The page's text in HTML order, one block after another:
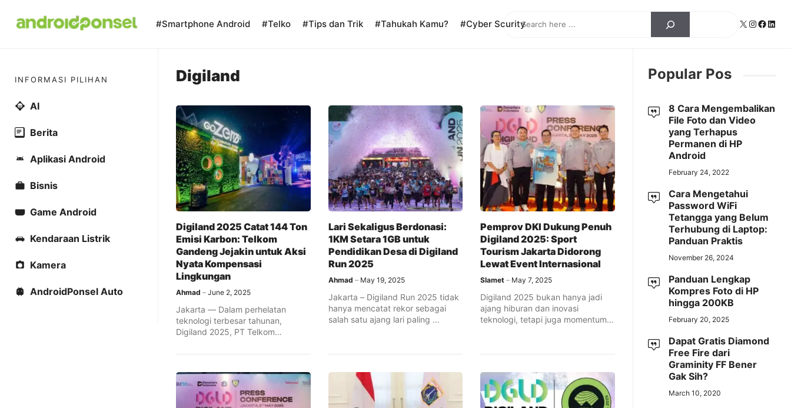
Search X Instagram
#Smartphone Android #Telko #Tips dan Trik #Tahukah Kamu? #Cyber Scurity
Digiland
Digiland 2025 Catat 144 Ton
Emisi Karbon: Telkom
Gandeng Jejakin untuk Aksi
Nyata Kompensasi
Lingkungan
Ahmad June 2, 2025
Jakarta — Dalam perhelatan
teknologi terbesar tahunan,
Digiland 2025, PT Telkom
...
Lari Sekaligus Berdonasi:
1KM Setara 1GB untuk
Pendidikan Desa di Digiland
Run 2025
Ahmad May 19, 2025
Jakarta – Digiland Run 2025 tidak
hanya mencatat rekor sebagai
salah satu ajang lari paling ...
Pemprov DKI Dukung Penuh
Digiland 2025: Sport
Tourism Jakarta Didorong
Lewat Event Internasional
Slamet May 7, 2025
Digiland 2025 bukan hanya jadi
ajang hiburan dan inovasi
teknologi, tetapi juga momentum
INFORMASI PILIHAN
AI
Berita
Aplikasi Android
Bisnis
Game Android
Kendaraan Listrik
Kamera
AndroidPonsel Auto
Popular Pos
8 Cara Mengembalikan
File Foto dan Video
yang Terhapus
Permanen di HP
Android
February 24, 2022
Cara Mengetahui
Password WiFi
Tetangga yang Belum
Terhubung di Laptop:
Panduan Praktis
November 26, 2024
Panduan Lengkap
Kompres Foto di HP
hingga 200KB
February 20, 2025
Dapat Gratis Diamond
Free Fire dari
Graminity FF Bener
Gak Sih?
March 10, 2020